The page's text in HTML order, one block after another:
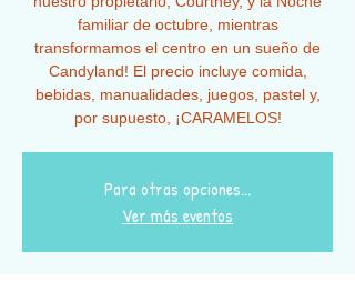
familiar de octubre, mientras
transformamos el centro en un sueño de
Candyland! El precio incluye comida,
bebidas, manualidades, juegos, pastel y,
por supuesto, ¡CARAMELOS!
Para otras opciones...
Ver más eventos